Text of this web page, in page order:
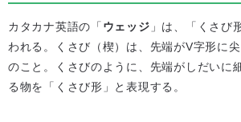
カタカナ英語の「 ウェッジ 」は、「くさび
われる。くさび（楔）は、先端がV字形に
のこと。くさびのように、先端がしだいに
る物を「くさび形」と表現する。